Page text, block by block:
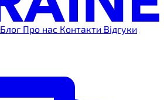
Блог Про нас Контакти Відгуки